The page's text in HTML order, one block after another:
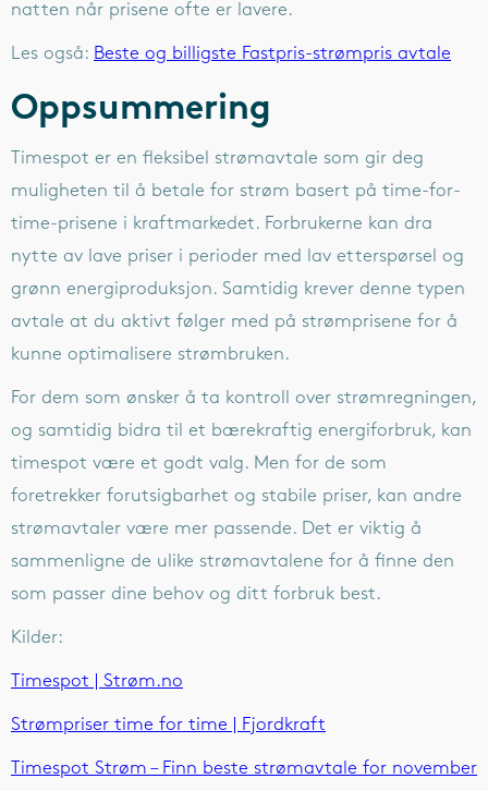
natten når prisene ofte er lavere.
Les også: Beste og billigste Fastpris-strømpris avtale
Oppsummering
Timespot er en fleksibel strømavtale som gir deg
muligheten til å betale for strøm basert på time-for-
time-prisene i kraftmarkedet. Forbrukerne kan dra
nytte av lave priser i perioder med lav etterspørsel og
grønn energiproduksjon. Samtidig krever denne typen
avtale at du aktivt følger med på strømprisene for å
kunne optimalisere strømbruken.
For dem som ønsker å ta kontroll over strømregningen,
og samtidig bidra til et bærekraftig energiforbruk, kan
timespot være et godt valg. Men for de som
foretrekker forutsigbarhet og stabile priser, kan andre
strømavtaler være mer passende. Det er viktig å
sammenligne de ulike strømavtalene for å finne den
som passer dine behov og ditt forbruk best.
Kilder:
Timespot | Strøm.no
Strømpriser time for time | Fjordkraft
Timespot Strøm – Finn beste strømavtale for november